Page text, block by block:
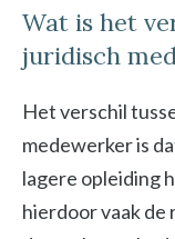
Wat is het
juridisch
Het verschil
medewerker is
lagere opleiding
hierdoor vaak de